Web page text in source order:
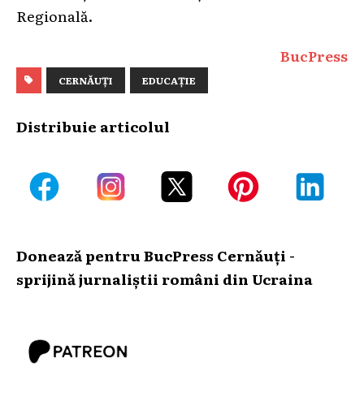
Regională.
BucPress
CERNĂUȚI EDUCAȚIE
Distribuie articolul
Donează pentru BucPress Cernăuți -
sprijină jurnaliștii români din Ucraina